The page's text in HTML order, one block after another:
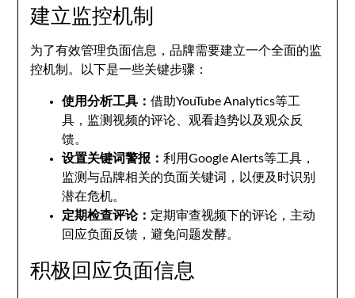
建立监控机制
为了有效管理负面信息，品牌需要建立一个全面的监
控机制。以下是一些关键步骤：
使用分析工具：借助YouTube Analytics等工
具，监测视频的评论、观看趋势以及观众反
馈。
设置关键词警报：利用Google Alerts等工具，
监测与品牌相关的负面关键词，以便及时识别
潜在危机。
定期检查评论： 定期审查视频下的评论，主动
回应负面反馈，避免问题发酵。
积极回应负面信息